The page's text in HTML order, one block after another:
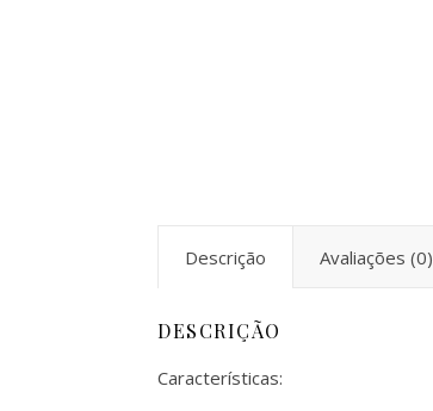
Descrição Avaliações (0)
DESCRIÇÃO
Características: